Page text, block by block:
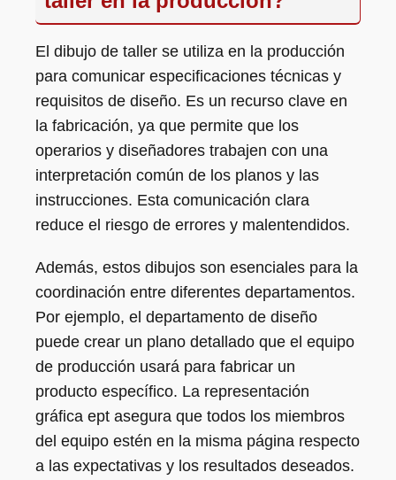
El dibujo de taller se utiliza en la producción
para comunicar especificaciones técnicas y
requisitos de diseño. Es un recurso clave en
la fabricación, ya que permite que los
operarios y diseñadores trabajen con una
interpretación común de los planos y las
instrucciones. Esta comunicación clara
reduce el riesgo de errores y malentendidos.
Además, estos dibujos son esenciales para la
coordinación entre diferentes departamentos.
Por ejemplo, el departamento de diseño
puede crear un plano detallado que el equipo
de producción usará para fabricar un
producto específico. La representación
gráfica ept asegura que todos los miembros
del equipo estén en la misma página respecto
a las expectativas y los resultados deseados.